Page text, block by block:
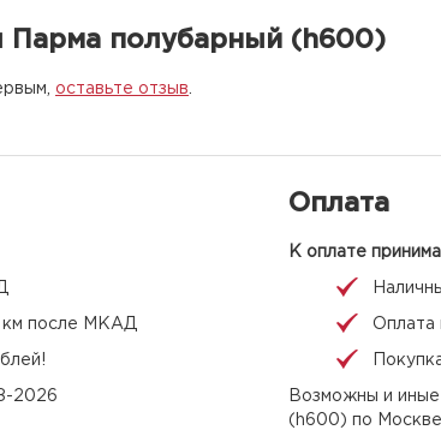
Парма полубарный (h600)
оставьте отзыв
км после МКАД
2026
Оплата
К оплате
Оплата
Возможны и иные
(h600) по Москве